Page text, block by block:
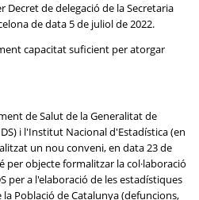
Decret de delegació de la Secretaria
de data 5 de juliol de 2022.
capacitat suficient per atorgar
de Salut de la Generalitat de
i l'Institut Nacional d'Estadística (en
un nou conveni, en data 23 de
per objecte formalitzar la col·laboració
per a l'elaboració de les estadístiques
Població de Catalunya (defuncions,